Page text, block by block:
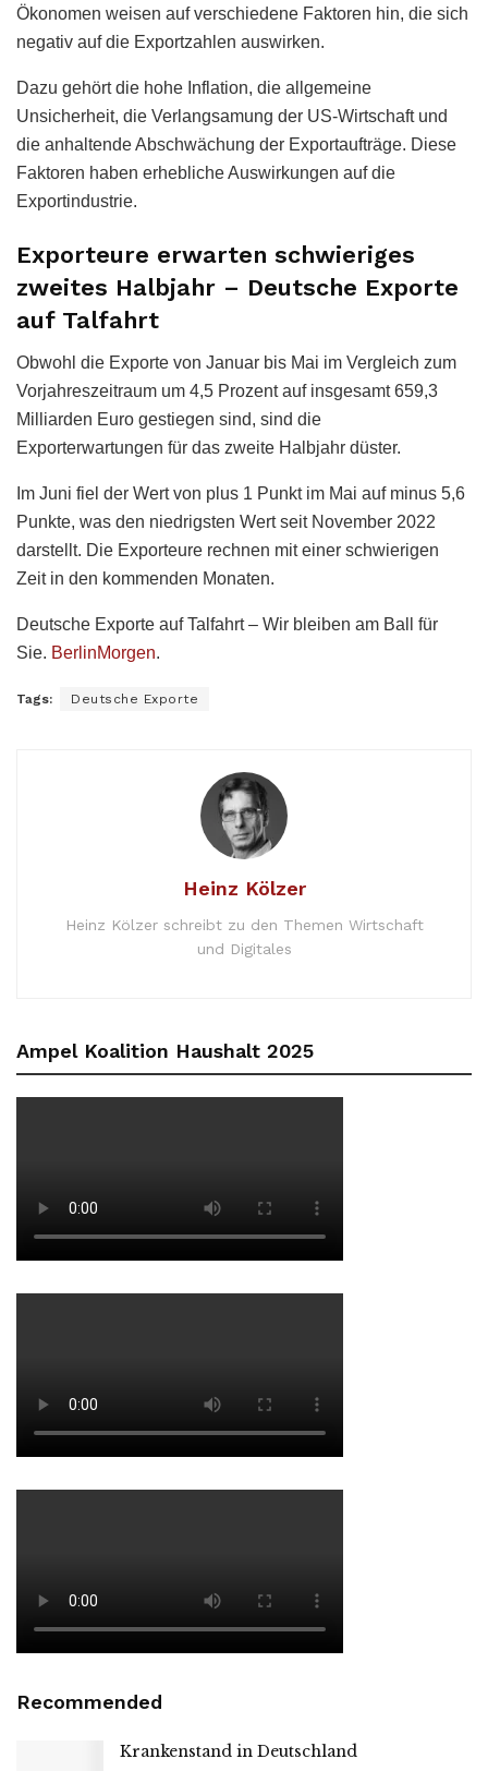
Ökonomen weisen auf verschiedene Faktoren hin, die sich
negativ auf die Exportzahlen auswirken.
Dazu gehört die hohe Inflation, die allgemeine
Unsicherheit, die Verlangsamung der US-Wirtschaft und
die anhaltende Abschwächung der Exportaufträge. Diese
Faktoren haben erhebliche Auswirkungen auf die
Exportindustrie.
Exporteure erwarten schwieriges
zweites Halbjahr – Deutsche Exporte
auf Talfahrt
Obwohl die Exporte von Januar bis Mai im Vergleich zum
Vorjahreszeitraum um 4,5 Prozent auf insgesamt 659,3
Milliarden Euro gestiegen sind, sind die
Exporterwartungen für das zweite Halbjahr düster.
Im Juni fiel der Wert von plus 1 Punkt im Mai auf minus 5,6
Punkte, was den niedrigsten Wert seit November 2022
darstellt. Die Exporteure rechnen mit einer schwierigen
Zeit in den kommenden Monaten.
Deutsche Exporte auf Talfahrt – Wir bleiben am Ball für
Sie. BerlinMorgen.
Tags: Deutsche Exporte
Heinz Kölzer
Heinz Kölzer schreibt zu den Themen Wirtschaft
und Digitales
Ampel Koalition Haushalt 2025
Recommended
Krankenstand in Deutschland